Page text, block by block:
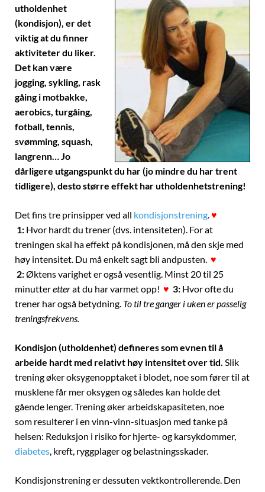
utholdenhet
(kondisjon), er det
viktig at du finner
aktiviteter du liker.
Det kan være
jogging, sykling, rask
gåing i motbakke,
aerobics, turgåing,
fotball, tennis,
svømming, squash,
langrenn… Jo
dårligere utgangspunkt du har (jo mindre du har trent
tidligere), desto større effekt har utholdenhetstrening!
Det fins tre prinsipper ved all kondisjonstrening.♥
1: Hvor hardt du trener (dvs. intensiteten). For at
treningen skal ha effekt på kondisjonen, må den skje med
høy intensitet. Du må enkelt sagt bli andpusten. ♥
2:Øktens varighet er også vesentlig. Minst 20 til 25
minutteretterat du har varmet opp! ♥ 3: Hvor ofte du
trener har også betydning. To til tre ganger i uken er passelig
treningsfrekvens.
Kondisjon (utholdenhet) defineres som evnen til å
arbeide hardt med relativt høy intensitet over tid. Slik
trening øker oksygenopptaket i blodet, noe som fører til at
musklene får mer oksygen og således kan holde det
gående lenger. Trening øker arbeidskapasiteten, noe
som resulterer i en vinn-vinn-situasjon med tanke på
helsen: Reduksjon i risiko for hjerte- og karsykdommer,
diabetes, kreft, ryggplager og belastningsskader.
Kondisjonstrening er dessuten vektkontrollerende. Den